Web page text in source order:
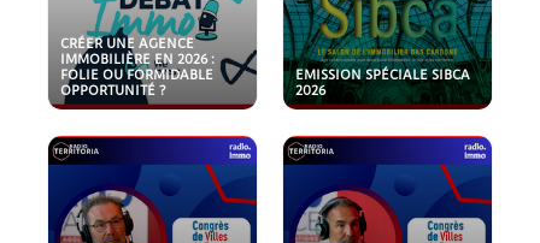
CRÉER UNE AGENCE
IMMOBILIÈRE EN 2026 :
FOLIE OU FORMIDABLE
OPPORTUNITÉ ?
EMISSION SPÉCIALE SIBCA
2026